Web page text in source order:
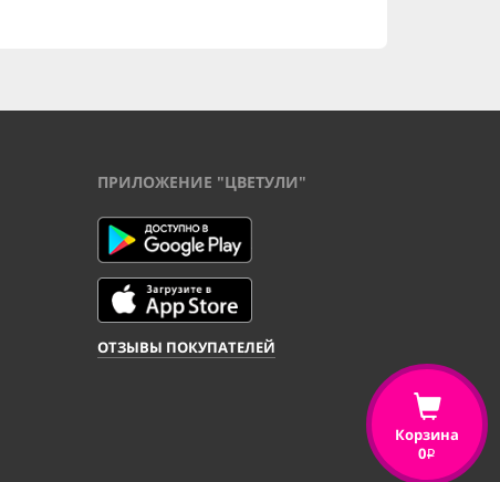
ПРИЛОЖЕНИЕ "ЦВЕТУЛИ"
ОТЗЫВЫ ПОКУПАТЕЛЕЙ
Корзина
0i